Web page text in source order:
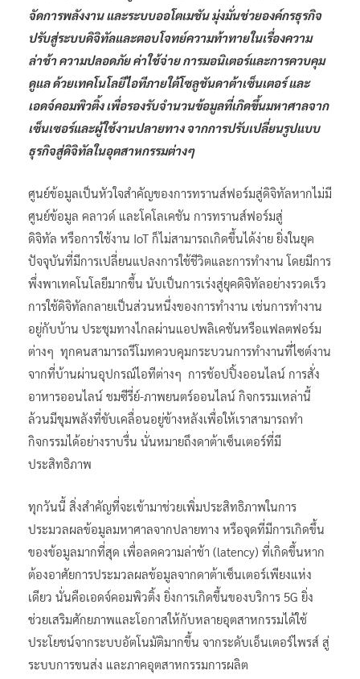
จัดการพลังงาน และระบบออโตเมชัน มุ่งมั่นช่วยองค์กรธุรกิจ
ปรับสู่ระบบดิจิทัลและตอบโจทย์ความท้าทายในเรื่องความ
ล่าช้า ความปลอดภัย ค่าใช้จ่าย การมอนิเตอร์และการควบคุม
ดูแล ด้วยเทคโนโลยีไอทีภายใต้โซลูชันดาต้าเซ็นเตอร์ และ
เอดจ์คอมพิวติ้ง เพื่อรองรับจำนวนข้อมูลที่เกิดขึ้นมหาศาลจาก
เซ็นเซอร์และผู้ใช้งานปลายทาง จากการปรับเปลี่ยนรูปแบบ
ธุรกิจสู่ดิจิทัลในอุตสาหกรรมต่างๆ
ศูนย์ข้อมูลเป็นหัวใจสำคัญของการทรานส์ฟอร์มสู่ดิจิทัลหากไม่มี
ศูนย์ข้อมูล คลาวด์ และโคโลเคชัน การทรานส์ฟอร์มสู่
ดิจิทัล หรือการใช้งาน IoT ก็ไม่สามารถเกิดขึ้นได้ง่าย ยิ่งในยุค
ปัจจุบันที่มีการเปลี่ยนแปลงการใช้ชีวิตและการทำงาน โดยมีการ
พึ่งพาเทคโนโลยีมากขึ้น นับเป็นการเร่งสู่ยุคดิจิทัลอย่างรวดเร็ว
การใช้ดิจิทัลกลายเป็นส่วนหนึ่งของการทำงาน เช่นการทำงาน
อยู่กับบ้าน ประชุมทางไกลผ่านแอปพลิเคชันหรือแฟลตฟอร์ม
ต่างๆ ทุกคนสามารถรีโมทควบคุมกระบวนการทำงานที่ไซต์งาน
จากที่บ้านผ่านอุปกรณ์ไอทีต่างๆ การช้อปปิ้งออนไลน์ การสั่ง
อาหารออนไลน์ ชมซีรี่ย์-ภาพยนตร์ออนไลน์ กิจกรรมเหล่านี้
ล้วนมีขุมพลังที่ขับเคลื่อนอยู่ข้างหลังเพื่อให้เราสามารถทำ
กิจกรรมได้อย่างราบรื่น นั่นหมายถึงดาต้าเซ็นเตอร์ที่มี
ประสิทธิภาพ
ทุกวันนี้ สิ่งสำคัญที่จะเข้ามาช่วยเพิ่มประสิทธิภาพในการ
ประมวลผลข้อมูลมหาศาลจากปลายทาง หรือจุดที่มีการเกิดขึ้น
ของข้อมูลมากที่สุด เพื่อลดความล่าช้า (latency) ที่เกิดขึ้นหาก
ต้องอาศัยการประมวลผลข้อมูลจากดาต้าเซ็นเตอร์เพียงแห่ง
เดียว นั่นคือเอดจ์คอมพิวติ้ง ยิ่งการเกิดขึ้นของบริการ 5G ยิ่ง
ช่วยเสริมศักยภาพและโอกาสให้กับหลายอุตสาหกรรมได้ใช้
ประโยชน์จากระบบอัตโนมัติมากขึ้น จากระดับเอ็นเตอร์​ไพรส์ สู่
ระบบการขนส่ง และภาคอุตสาหกรรมการผลิต